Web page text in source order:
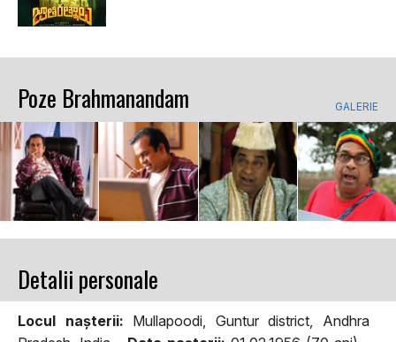
Poze Brahmanandam GALERIE
Detalii personale
Locul naşterii: Mullapoodi, Guntur district, Andhra